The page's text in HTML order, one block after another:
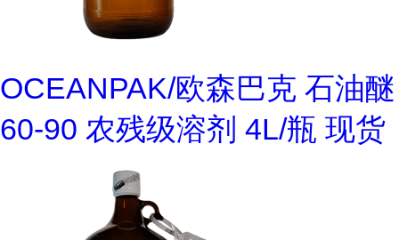
OCEANPAK/欧森巴克 石油醚
60-90 农残级溶剂 4L/瓶 现货